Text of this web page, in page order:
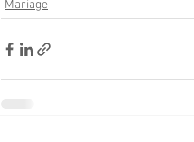
Mariage